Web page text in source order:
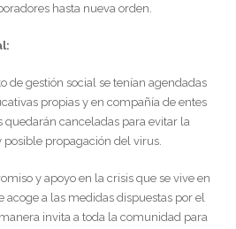
hasta nueva orden.
de gestión social se tenían agendadas
propias y en compañía de entes
canceladas para evitar la
propagación del virus.
y apoyo en la crisis que se vive en
acoge a las medidas dispuestas por el
invita a toda la comunidad para